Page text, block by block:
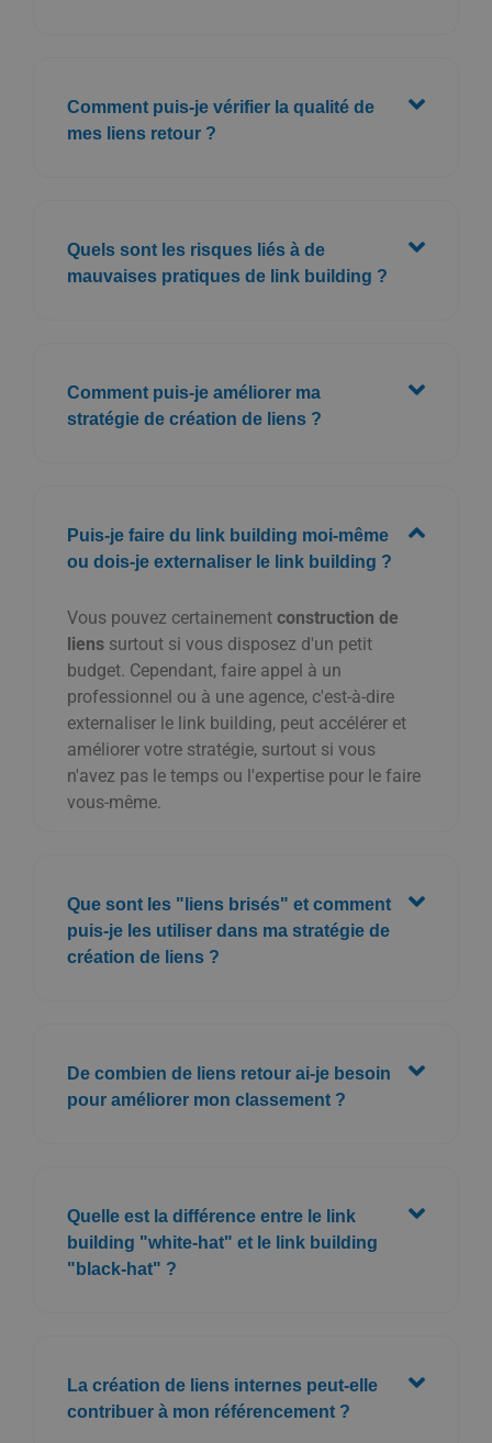
Comment puis-je vérifier la qualité de
mes liens retour ?
Quels sont les risques liés à de
mauvaises pratiques de link building ?
Comment puis-je améliorer ma
stratégie de création de liens ?
Puis-je faire du link building moi-même
ou dois-je externaliser le link building ?
Vous pouvez certainement construction de
liens surtout si vous disposez d'un petit
budget. Cependant, faire appel à un
professionnel ou à une agence, c'est-à-dire
externaliser le link building, peut accélérer et
améliorer votre stratégie, surtout si vous
n'avez pas le temps ou l'expertise pour le faire
vous-même.
Que sont les "liens brisés" et comment
puis-je les utiliser dans ma stratégie de
création de liens ?
De combien de liens retour ai-je besoin
pour améliorer mon classement ?
Quelle est la différence entre le link
building "white-hat" et le link building
"black-hat" ?
La création de liens internes peut-elle
contribuer à mon référencement ?